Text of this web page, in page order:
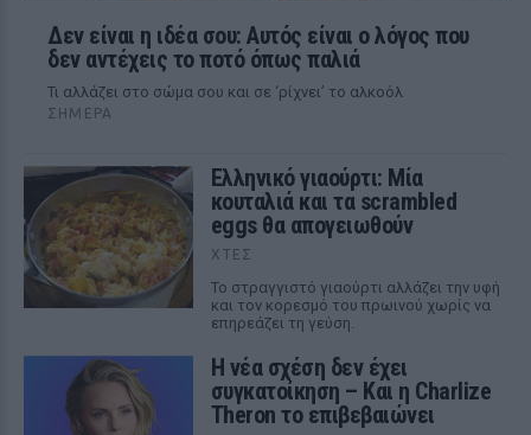
Δεν είναι η ιδέα σου: Αυτός είναι ο λόγος που
δεν αντέχεις το ποτό όπως παλιά
Τι αλλάζει στο σώμα σου και σε ‘ρίχνει’ το αλκοόλ
ΣΉΜΕΡΑ
Ελληνικό γιαούρτι: Μία
κουταλιά και τα scrambled
eggs θα απογειωθούν
ΧΤΕΣ
Το στραγγιστό γιαούρτι αλλάζει την υφή
και τον κορεσμό του πρωινού χωρίς να
επηρεάζει τη γεύση.
Η νέα σχέση δεν έχει
συγκατοίκηση – Και η Charlize
Theron το επιβεβαιώνει